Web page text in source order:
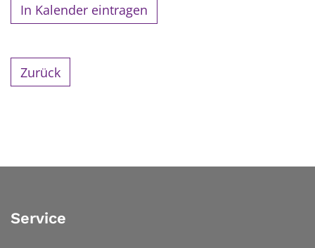
In Kalender eintragen
Zurück
Service